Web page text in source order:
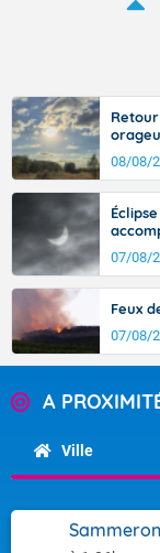
08/08/
07/08/
Feux
07/08/
A
Ville
Sammeron